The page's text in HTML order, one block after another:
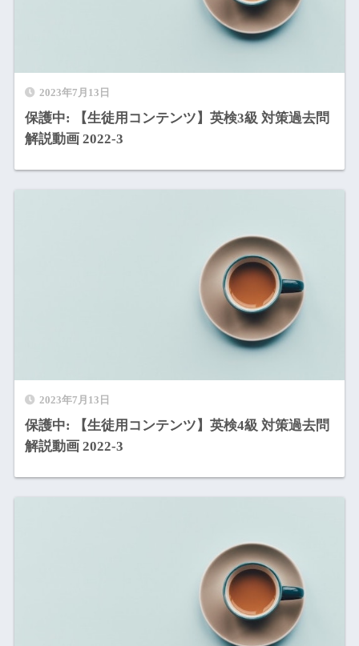
2023年7月13日
保護中: 【生徒用コンテンツ】英検3級 対策過去問
解説動画 2022-3
2023年7月13日
保護中: 【生徒用コンテンツ】英検4級 対策過去問
解説動画 2022-3